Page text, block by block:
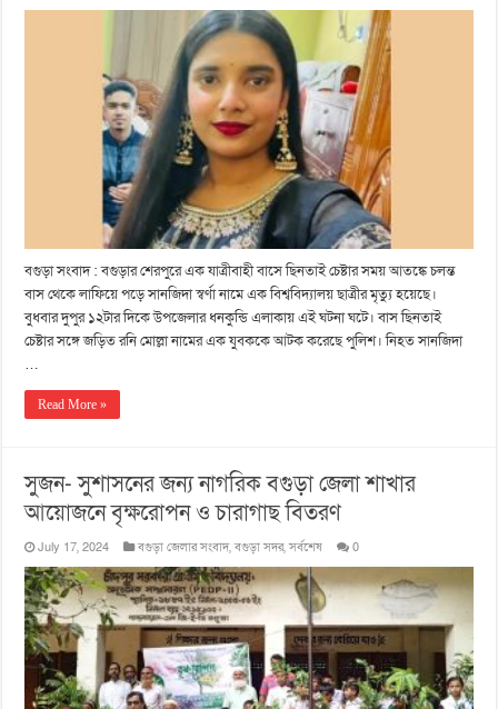
বগুড়া সংবাদ : বগুড়ার শেরপু‌রে এক যাত্রীবাহী বাসে ছিনতাই চেষ্টার সময় আত‌ঙ্কে চলন্ত
বাস থে‌কে লা‌ফি‌য়ে প‌ড়ে সান‌জিদা স্বর্ণা না‌মে এক বিশ্ববিদ্যালয় ছাত্রীর মৃত্যু হ‌য়ে‌ছে।
বুধবার দুপুর ১২টার দিকে উপ‌জেলার ধনকু‌ন্ডি এলাকায় এই ঘটনা ঘ‌টে। বাস ছিনতাই
চেষ্টার সঙ্গে জ‌ড়িত র‌নি মোল্লা নামের এক যুবককে আটক ক‌রে‌ছে পু‌লিশ। নিহত সান‌জিদা
…
Read More »
সুজন- সুশাসনের জন্য নাগরিক বগুড়া জেলা শাখার
আয়োজনে বৃক্ষরোপন ও চারাগাছ বিতরণ
July 17, 2024 বগুড়া জেলার সংবাদ,বগুড়া সদর,সর্বশেষ 0